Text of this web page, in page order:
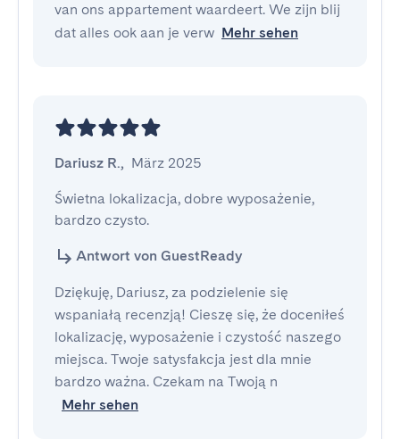
van ons appartement waardeert. We zijn blij
dat alles ook aan je verw Mehr sehen
Dariusz R., März 2025
Świetna lokalizacja, dobre wyposażenie,
bardzo czysto.
Antwort von GuestReady
Dziękuję, Dariusz, za podzielenie się
wspaniałą recenzją! Cieszę się, że doceniłeś
lokalizację, wyposażenie i czystość naszego
miejsca. Twoje satysfakcja jest dla mnie
bardzo ważna. Czekam na Twoją n
Mehr sehen